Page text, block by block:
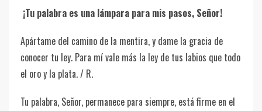
¡Tu palabra es una lámpara para mis pasos, Señor!
Apártame del camino de la mentira, y dame la gracia de
conocer tu ley. Para mí vale más la ley de tus labios que todo
el oro y la plata. / R.
Tu palabra, Señor, permanece para siempre, está firme en el